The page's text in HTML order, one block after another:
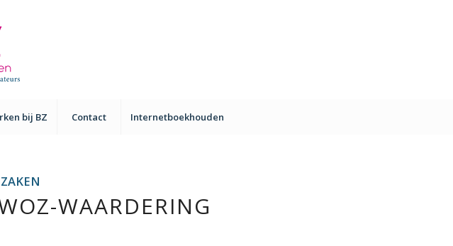
bij BZ Contact Internetboekhouden
WAARDERING